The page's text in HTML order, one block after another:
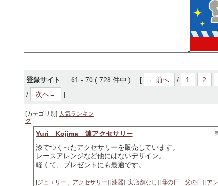
登録サイト 61 - 70 ( 728 件中 ) [ ←前へ / 1
2
/
次へ→ ]
[カテゴリ別] 人気ランキン
グ
Yuri Kojima 漆アクセサリー
漆でつくったアクセサリーを販売しています。
レースアレンジなど他にはないデザイン。
軽くて、プレゼントにも最適です。
[ジュエリー、アクセサリー] [漆器] [実店舗なし] [母の日・父の日 ] [ア